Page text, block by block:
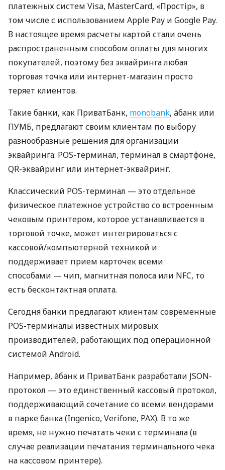
платежных систем Visa, MasterCard, «Простір», в
том числе с использованием Apple Pay и Google Pay.
В настоящее время расчеты картой стали очень
распространенным способом оплаты для многих
покупателей, поэтому без эквайринга любая
торговая точка или интернет-магазин просто
теряет клиентов.
Такие банки, как ПриватБанк, monobank, àбанк или
ПУМБ, предлагают своим клиентам по выбору
разнообразные решения для организации
эквайринга: POS-терминал, терминал в смартфоне,
QR-эквайринг или интернет-эквайринг.
Классический POS-терминал — это отдельное
физическое платежное устройство со встроенным
чековым принтером, которое устанавливается в
торговой точке, может интегрироваться с
кассовой/компьютерной техникой и
поддерживает прием карточек всеми
способами — чип, магнитная полоса или NFC, то
есть бесконтактная оплата.
Сегодня банки предлагают клиентам современные
POS-терминалы известных мировых
производителей, работающих под операционной
системой Android.
Например, àбанк и ПриватБанк разработали JSON-
протокол — это единственный кассовый протокол,
поддерживающий сочетание со всеми вендорами
в парке банка (Ingenico, Verifone, PAX). В то же
время, не нужно печатать чеки с терминала (в
случае реализации печатания терминального чека
на кассовом принтере).